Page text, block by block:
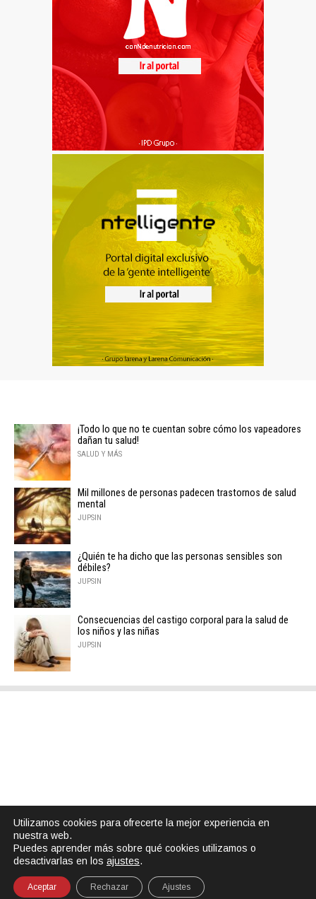
SHARE
¡Todo lo que no te cuentan sobre cómo los vapeadores
dañan tu salud!
SALUD Y MÁS
Mil millones de personas padecen trastornos de salud
mental
JUPSIN
¿Quién te ha dicho que las personas sensibles son
débiles?
JUPSIN
Consecuencias del castigo corporal para la salud de
los niños y las niñas
JUPSIN
Utilizamos cookies para ofrecerte la mejor experiencia en
nuestra web.
Puedes aprender más sobre qué cookies utilizamos o
desactivarlas en los ajustes.
Aceptar Rechazar Ajustes